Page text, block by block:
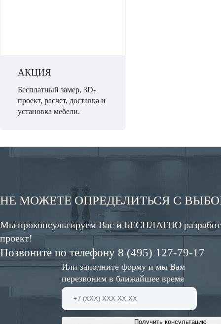
АКЦИЯ
Бесплатный замер, 3D-
проект, расчет, доставка и
установка мебели.
НЕ МОЖЕТЕ ОПРЕДЕЛИТЬСЯ С
Мы проконсультируем Вас и БЕСПЛАТНО
проект!
Позвоните по телефону 8 (495) 127-79-17
Или заполните форму и мы Вам
перезвоним в ближайшее время
Получить консультацию